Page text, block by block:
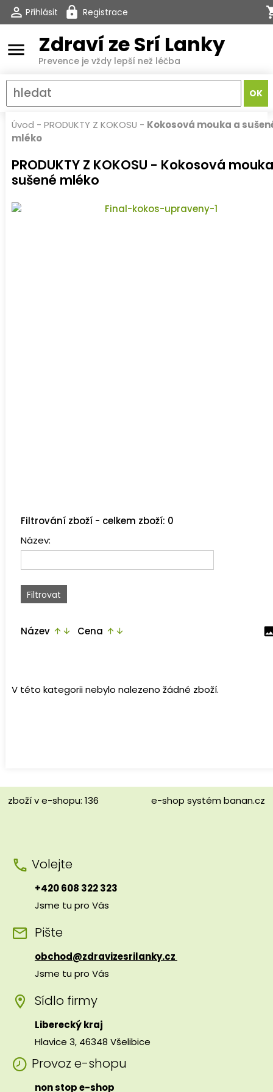
Přihlásit Registrace
menu Zdraví ze Srí Lanky
Prevence je vždy lepší než léčba
Úvod - PRODUKTY Z KOKOSU - Kokosová mouka a
mléko
PRODUKTY Z KOKOSU - Kokosová
sušené mléko
Filtrování zboží - celkem zboží: 0
Název:
Název arrow_upward arrow_downward Cena arrow_upward arrow_downward
V této kategorii nebylo nalezeno žádné zboží.
zboží v e-shopu: 136 e-shop systém banan.cz
Volejte
+420 608 322 323
Jsme tu pro Vás
Pište
obchod@zdravizesrilanky.cz
Jsme tu pro Vás
Sídlo firmy
Liberecký kraj
Hlavice 3, 46348 Všelibice
Provoz e-shopu
non stop e-shop